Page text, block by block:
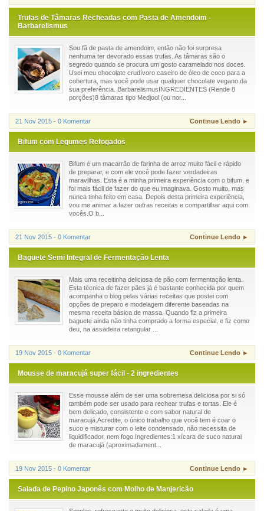
Trufas de Tâmaras Recheadas com Pasta de Amendoim -
Barbarelismus
Sou fã de pasta de amendoim, então não foi surpresa
nenhuma ter devorado essas trufas. As tâmaras são o
segredo quando se procura um gosto caramelado nos doces.
Usei meu chocolate crudívoro caseiro de óleo de coco para a
cobertura, mas você pode usar qualquer chocolate vegano da
sua preferência. BarbarelismusINGREDIENTES (Rende 8
porções)8 tâmaras tipo Medjool (ou nor...
21 Nov 2015 - 0 Komentar Continue Lendo ►
Bifum com Legumes Refogados
Bifum é um macarrão de farinha de arroz muito fácil e rápido
de preparar, e com ele você pode fazer verdadeiras
maravilhas. Esta é a minha primeira experiência com o bifum, e
foi mais fácil de fazer do que eu imaginava. Gosto muito, mas
nunca tinha feito em casa. Depois desta primeira experiência,
vou me animar a fazer outras receitas e compartilhar aqui com
vocês.O b...
21 Nov 2015 - 0 Komentar Continue Lendo ►
Baguete Semi Integral de Fermentação Lenta
Mais uma receitinha deliciosa de pão com fermentação lenta.
Esta técnica de fazer pães já é bastante conhecida por quem
acompanha o blog pelas várias receitas que postei com
opções de preparo e modelagem diferente baseadas na
mesma receita básica de massa. Quando fiz a primeira
baguete ainda não tinha comprado a forma especial, e fiz como
deu, na assadeira retangular ...
19 Nov 2015 - 0 Komentar Continue Lendo ►
Mousse de maracujá super fácil - 2 ingredientes
Esse mousse além de ser uma sobremesa deliciosa por si só
também pode ser usado para rechear trufas e tortas. Ele é
bem delicado, consistente e com sabor natural de
maracujá.Acredite, o único trabalho que você tem é coar o
suco e misturar com o leite condensado, não necessita de
liquidificador, nem fogo.Ingredientes:1 xícara de suco natural
de maracujá (aproximadament...
19 Nov 2015 - 0 Komentar Continue Lendo ►
Salada de Pepino Japonês com Molho de Manjericão